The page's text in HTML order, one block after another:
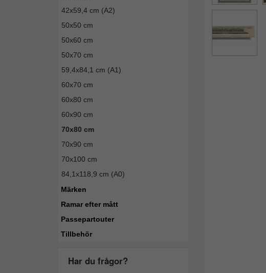
42x59,4 cm (A2)
50x50 cm
50x60 cm
50x70 cm
59,4x84,1 cm (A1)
60x70 cm
60x80 cm
60x90 cm
70x80 cm
70x90 cm
70x100 cm
84,1x118,9 cm (A0)
Märken
Ramar efter mått
Passepartouter
Tillbehör
Har du frågor?